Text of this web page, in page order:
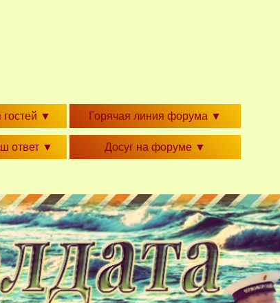
▼ Горячая линия форума ▼
ответ ▼ Досуг на форуме ▼